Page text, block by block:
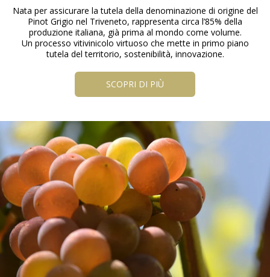
Nata per assicurare la tutela della denominazione di origine del
Pinot Grigio nel Triveneto, rappresenta circa l’85% della
produzione italiana, già prima al mondo come volume.
Un processo vitivinicolo virtuoso che mette in primo piano
tutela del territorio, sostenibilità, innovazione.
SCOPRI DI PIÙ